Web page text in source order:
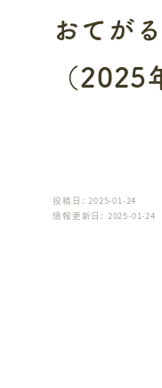
おてが
（2025
投稿日: 2025-01-24
情報更新日: 2025-01-24